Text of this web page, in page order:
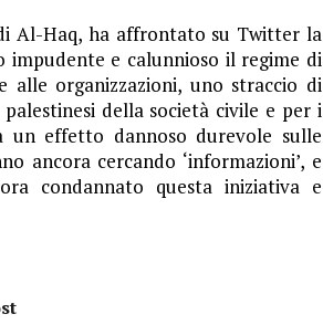
Al-Haq, ha affrontato su Twitter la
impudente e calunnioso il regime di
alle organizzazioni, uno straccio di
palestinesi della società civile e per i
un effetto dannoso durevole sulle
ancora cercando ‘informazioni’, e
condannato questa iniziativa e